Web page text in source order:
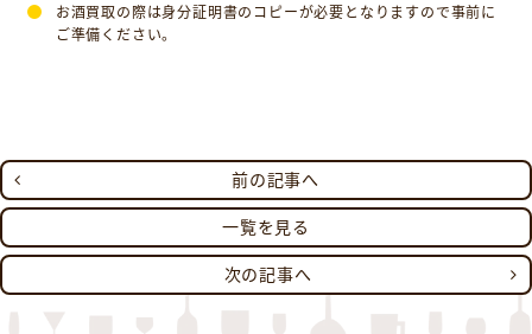
お酒買取の際は身分証明書のコピーが必要となりますので事前に
ご準備ください。
前の記事へ
一覧を見る
次の記事へ